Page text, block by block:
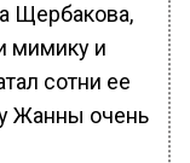
Щербакова,
мимику и
сотни ее
Жанны очень